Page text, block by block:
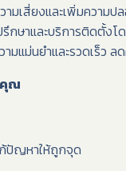
มเสี่ยงและเพิ่มควา
าและบริการติดตั้งโ
มแม่นยำและรวดเร็ว
คุณ
ปัญหาให้ถูกจุด